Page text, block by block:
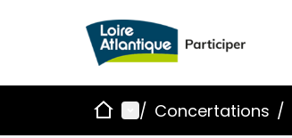
AccueilMenu principal
/ Concertations /